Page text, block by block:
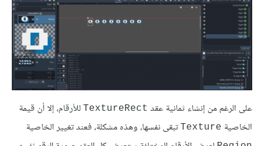
على الرغم من إنشاء ثمانية عقد TextureRect للأرقام، إلا أن قيمة
الخاصية Texture تبقى نفسها، وهذه مشكلة، فعند تغيير الخاصية